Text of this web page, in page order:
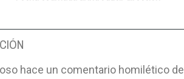
hace un comentario homilético del